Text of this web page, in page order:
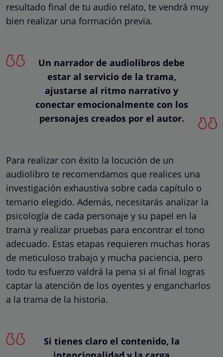
resultado final de tu audio relato, te vendrá muy
bien realizar una formación previa.
Un narrador de audiolibros debe
estar al servicio de la trama,
ajustarse al ritmo narrativo y
conectar emocionalmente con los
personajes creados por el autor.
Para realizar con éxito la locución de un
audiolibro te recomendamos que realices una
investigación exhaustiva sobre cada capítulo o
temario elegido. Además, necesitarás analizar la
psicología de cada personaje y su papel en la
trama y realizar pruebas para encontrar el tono
adecuado. Estas etapas requieren muchas horas
de meticuloso trabajo y mucha paciencia, pero
todo tu esfuerzo valdrá la pena si al final logras
captar la atención de los oyentes y engancharlos
a la trama de la historia.
Si tienes claro el contenido, la